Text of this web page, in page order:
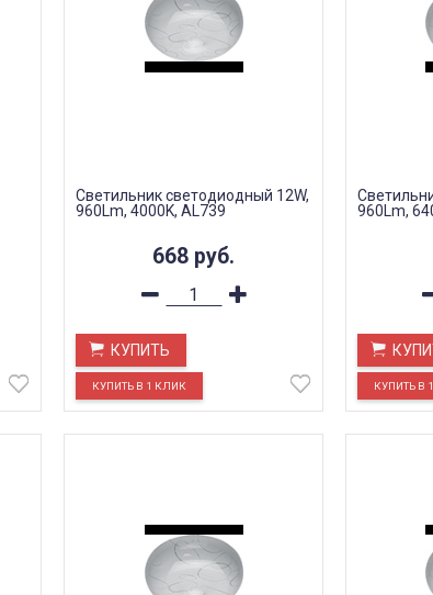
Светильник светодиодный 12W,
960Lm, 4000K, AL739
668 руб.
КУПИТЬ
960Lm,